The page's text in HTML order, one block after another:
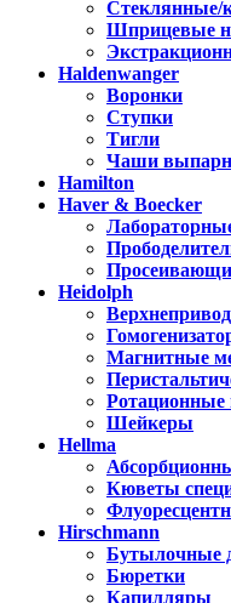
Стеклянные/
Шприцевые
Haldenwanger
Воронки
Ступки
Тигли
Чаши
Hamilton
Haver & Boecker
Heidolph
Магнитные
Ротационные
Шейкеры
Hellma
Кюветы
Hirschmann
Бутылочные
Бюретки
Капилляры